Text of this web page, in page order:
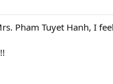
Pham Tuyet Hanh, I